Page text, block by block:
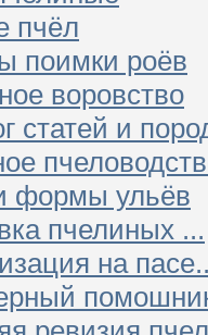
пчёл
поимки роёв
воровство
статей и
формы ульёв
пчелиных ...
на